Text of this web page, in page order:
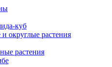
куб
округлые растения
растения